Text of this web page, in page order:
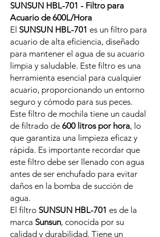
SUNSUN HBL-701 - Filtro para
Acuario de 600L/Hora
El SUNSUN HBL-701 es un filtro para
acuario de alta eficiencia, diseñado
para mantener el agua de su acuario
limpia y saludable. Este filtro es una
herramienta esencial para cualquier
acuario, proporcionando un entorno
seguro y cómodo para sus peces.
Este filtro de mochila tiene un caudal
de filtrado de 600 litros por hora, lo
que garantiza una limpieza eficaz y
rápida. Es importante recordar que
este filtro debe ser llenado con agua
antes de ser enchufado para evitar
daños en la bomba de succión de
agua.
El filtro SUNSUN HBL-701 es de la
marca Sunsun, conocida por su
calidad y durabilidad. Tiene un